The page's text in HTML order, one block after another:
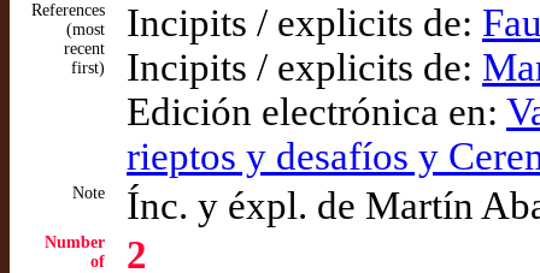
References
(most
recent
first)
Incipits / explicits de:
Incipits / explicits de:
Edición electrónica en:
rieptos y desafíos y
Note Ínc. y éxpl. de Martín
Number
of
2